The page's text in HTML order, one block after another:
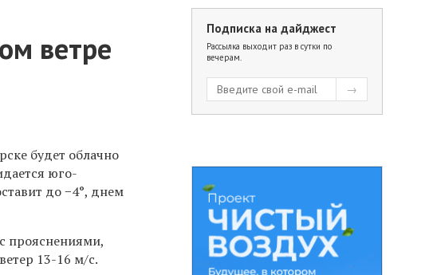
ветре
будет облачно
юго-
до −4°, днем
прояснениями,
13-16 м/с.
Подписка на дайджест
Рассылка выходит раз в сутки по
вечерам.